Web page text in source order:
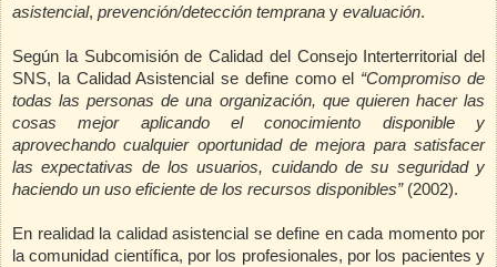
asistencial, prevención/detección temprana y evaluación.
Según la Subcomisión de Calidad del Consejo Interterritorial del
SNS,
la Calidad Asistencial se define como el “Compromiso de
todas las personas de una organización, que quieren hacer las
cosas mejor aplicando el conocimiento disponible y
aprovechando cualquier oportunidad de mejora para satisfacer
las expectativas de los usuarios, cuidando de su seguridad y
haciendo un uso eficiente de los recursos disponibles”(2002).
En realidad la calidad asistencial se define en cada momento por
la comunidad científica, por los profesionales, por los pacientes y